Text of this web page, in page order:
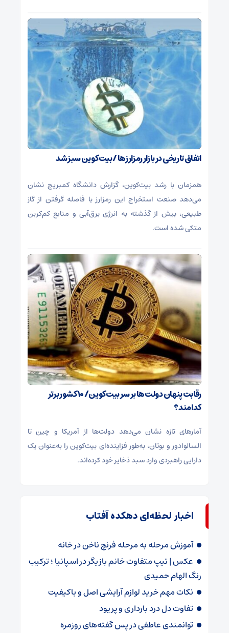
اتفاق تاریخی در بازار رمزارزها / بیت‌کوین سبز شد
همزمان با رشد بیت‌کوین، گزارش دانشگاه کمبریج نشان
می‌دهد صنعت استخراج این رمزارز با فاصله گرفتن از گاز
طبیعی، بیش از گذشته به انرژی برق‌آبی و منابع کم‌کربن
متکی شده است.
رقابت پنهان دولت‌ها بر سر بیت‌کوین/ ۱۰ کشور برتر
کدامند؟
آمارهای تازه نشان می‌دهد دولت‌ها از آمریکا و چین تا
السالوادور و بوتان، به‌طور فزاینده‌ای بیت‌کوین را به‌عنوان یک
دارایی راهبردی وارد سبد ذخایر خود کرده‌اند.
اخبار لحظه‌ای دهکده آفتاب
آموزش مرحله به مرحله فرنچ ناخن در خانه
عکس | تیپ متفاوت خانم بازیگر در اسپانیا ؛ ترکیب
رنگ الهام حمیدی
نکات مهم خرید لوازم آرایشی اصل و باکیفیت
تفاوت دل درد بارداری و پریود
توانمندی عاطفی در پس گفته‌های روزمره